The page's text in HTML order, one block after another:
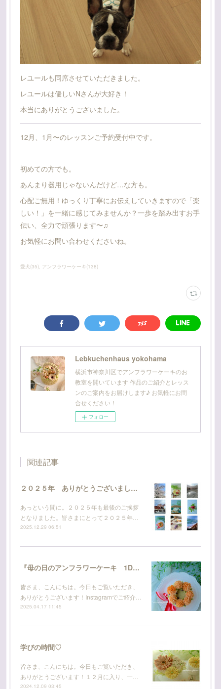
レユールも同席させていただきました。
レユールは優しいNさんが大好き！
本当にありがとうございました。
12月、1月〜のレッスンご予約受付中です。
初めての方でも。
あんまり器用じゃないんだけど…な方も。
心配ご無用！ゆっくり丁寧にお伝えしていきますので「楽
しい！」を一緒に感じてみませんか？一歩を踏み出すお手
伝い、全力で頑張ります〜♫
お気軽にお問い合わせくださいね。
愛犬(35) アンフラワーケーキ (138)
Lebkuchenhaus yokohama
横浜市神奈川区でアンフラワーケーキのお
教室を開いています 作品のご紹介とレッス
ンのご案内をお届けします♪ お気軽にお問
合せください！
フォロー
関連記事
２０２５年 ありがとうございました！
あっという間に。２０２５年も最後のご挨拶
となりました。皆さまにとって２０２５年…
2025.12.29 06:51
『母の日のアンフラワーケーキ 1DAY レッスン』です♡
皆さま、こんにちは。今日もご覧いただき、
ありがとうございます！Instagramでご紹介…
2025.04.17 11:45
学びの時間♡
皆さま、こんにちは。今日もご覧いただき、
ありがとうございます！１２月に入り、一…
2024.12.09 03:45